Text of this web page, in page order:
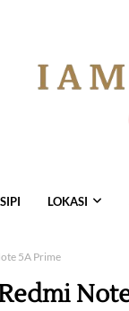
LOKASI
5A Prime